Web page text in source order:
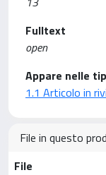
Fulltext
open
Appare nelle
1.1 Articolo in
File in questo
File